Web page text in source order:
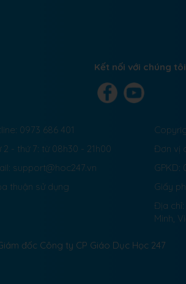
Kết nối với chúng tôi
0973 686 401
2 - thứ 7: từ 08h30 - 21h00
support@hoc247.vn
thuận sử dụng
Đơn vị
GPKD:
Giấy
Địa chỉ:
Minh,
đốc Công ty CP Giáo Dục Học 247